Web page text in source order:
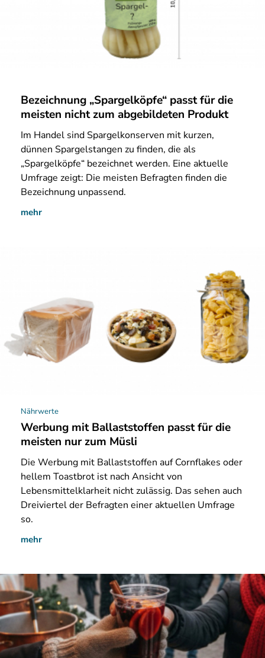
Bezeichnung „Spargelköpfe“ passt für die
meisten nicht zum abgebildeten Produkt
Im Handel sind Spargelkonserven mit kurzen,
dünnen Spargelstangen zu finden, die als
„Spargelköpfe“ bezeichnet werden. Eine aktuelle
Umfrage zeigt: Die meisten Befragten finden die
Bezeichnung unpassend.
mehr
Nährwerte
Werbung mit Ballaststoffen passt für die
meisten nur zum Müsli
Die Werbung mit Ballaststoffen auf Cornflakes oder
hellem Toastbrot ist nach Ansicht von
Lebensmittelklarheit nicht zulässig. Das sehen auch
Dreiviertel der Befragten einer aktuellen Umfrage
so.
mehr